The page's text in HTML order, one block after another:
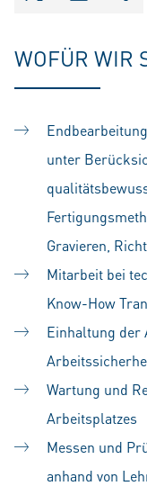
WOFÜR WIR
unter
Gravieren,
Mitarbeit bei
Know-How
Einhaltung der
Wartung und
Arbeitsplatzes
Messen und
anhand von